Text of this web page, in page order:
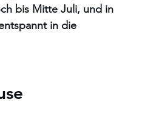
bis Mitte Juli, und in
in die